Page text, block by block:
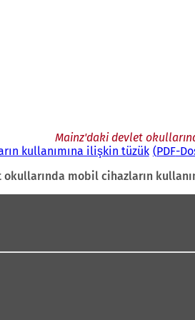
Mainz'daki devlet
kullanımına ilişkin tüzük PDF-
mobil cihazların